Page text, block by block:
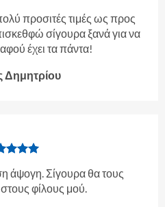
προσιτές τιμές ως προς
σίγουρα ξανά για να
έχει τα πάντα!
Δημητρίου
άψογη. Σίγουρα θα τους
φίλους μού.